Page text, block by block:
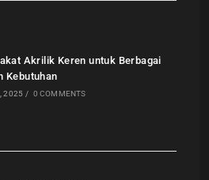
Akrilik Keren untuk Berbagai
Kebutuhan
2025 / 0 COMMENTS